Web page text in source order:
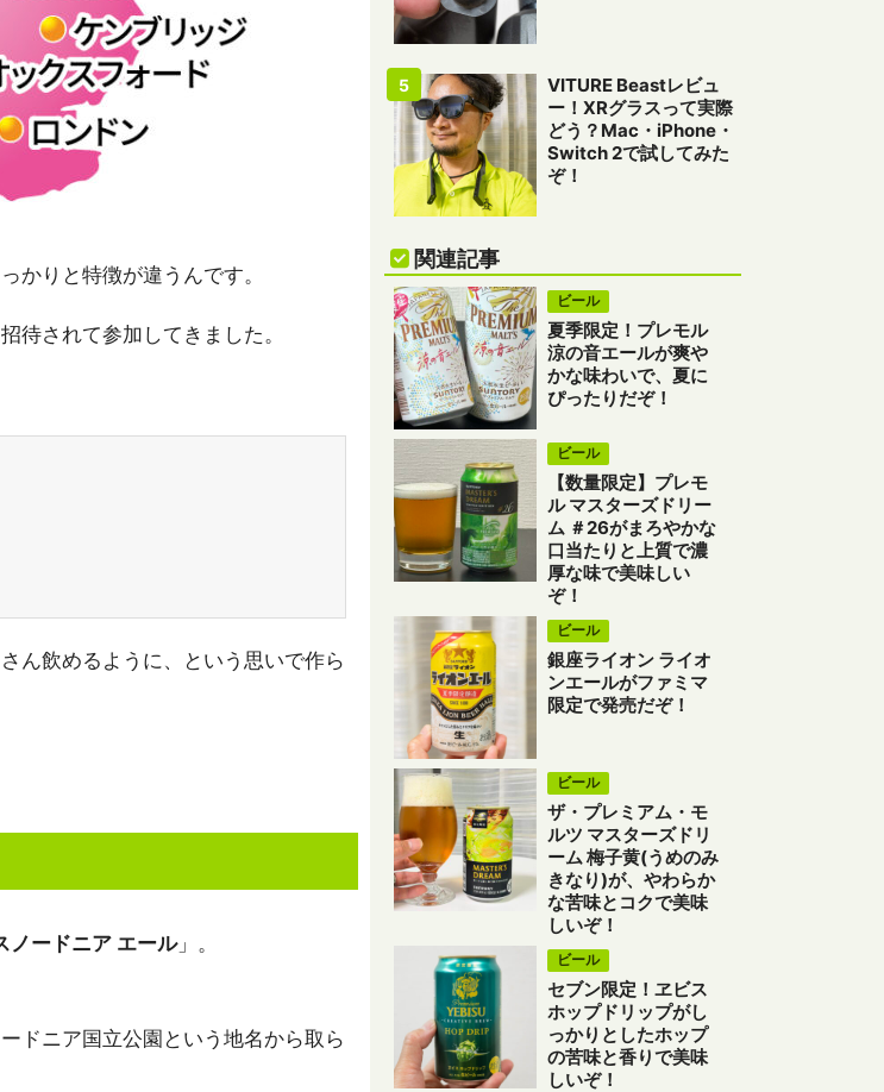
かりと特徴が違うんです。
待されて参加してきました。
ん飲めるように、という思いで作ら
ノードニア エール」。
ドニア国立公園という地名から取ら
VITURE Beastレビュ
ー！XRグラスって実際
どう？Mac・iPhone・
Switch 2で試してみた
ぞ！
関連記事
ビール
夏季限定！プレモル
涼の音エールが爽や
かな味わいで、夏に
ぴったりだぞ！
ビール
【数量限定】プレモ
ル マスターズドリー
ム ＃26がまろやかな
口当たりと上質で濃
厚な味で美味しい
ぞ！
ビール
銀座ライオン ライオ
ンエールがファミマ
限定で発売だぞ！
ビール
ザ・プレミアム・モ
ルツ マスターズドリ
ーム 梅子黄(うめのみ
きなり)が、やわらか
な苦味とコクで美味
しいぞ！
ビール
セブン限定！ヱビス
ホップドリップがし
っかりとしたホップ
の苦味と香りで美味
しいぞ！